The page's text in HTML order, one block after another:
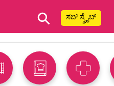
⚲ ಸಬ್ ಸ್ಕ್ರೈಬ್